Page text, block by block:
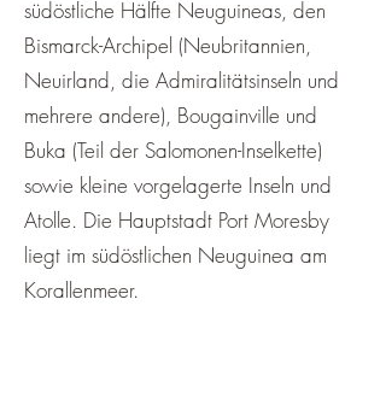
südöstliche Hälfte Neuguineas, den
Bismarck-Archipel (Neubritannien,
Neuirland, die Admiralitätsinseln und
mehrere andere), Bougainville und
Buka (Teil der Salomonen-Inselkette)
sowie kleine vorgelagerte Inseln und
Atolle. Die Hauptstadt Port Moresby
liegt im südöstlichen Neuguinea am
Korallenmeer.